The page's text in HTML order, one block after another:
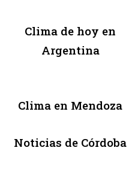
Clima de hoy en
Argentina
Clima en Mendoza
Noticias de Córdoba